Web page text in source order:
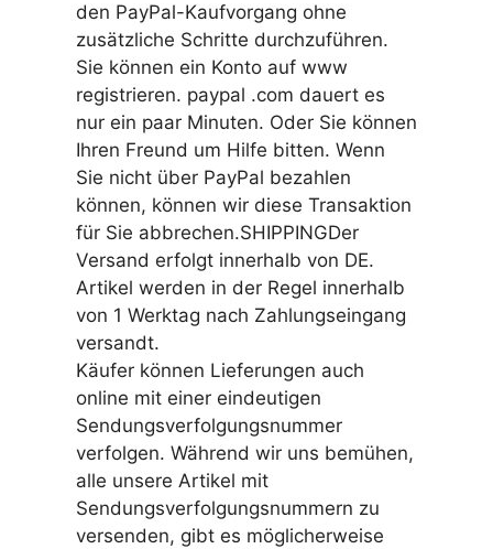
den PayPal-Kaufvorgang ohne
zusätzliche Schritte durchzuführen.
Sie können ein Konto auf www
registrieren. paypal .com dauert es
nur ein paar Minuten. Oder Sie können
Ihren Freund um Hilfe bitten. Wenn
Sie nicht über PayPal bezahlen
können, können wir diese Transaktion
für Sie abbrechen.SHIPPINGDer
Versand erfolgt innerhalb von DE.
Artikel werden in der Regel innerhalb
von 1 Werktag nach Zahlungseingang
versandt.
Käufer können Lieferungen auch
online mit einer eindeutigen
Sendungsverfolgungsnummer
verfolgen. Während wir uns bemühen,
alle unsere Artikel mit
Sendungsverfolgungsnummern zu
versenden, gibt es möglicherweise